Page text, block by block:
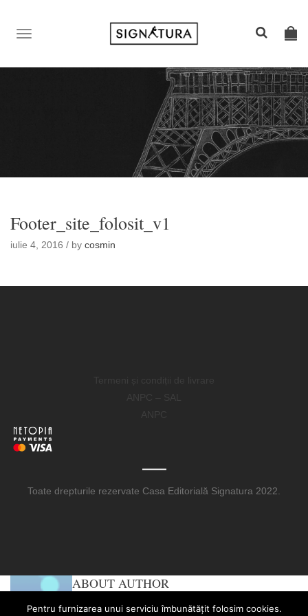
TOGGLE
NAVIGATION
Footer_site_folosit_v1
iulie 4, 2016 / by cosmin
Toate drepturile rezervate Casa Editorială Signatura 2022.
ABOUT AUTHOR
COSMIN
Pentru furnizarea unui serviciu îmbunătățit folosim cookies.